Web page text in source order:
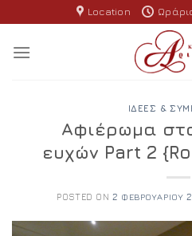
content
Location
ΙΔΈΕΣ &
Αφιέρωμα
ευχών Part 2
POSTED ON 2 ΦΕΒΡΟΥΑΡΊΟΥ